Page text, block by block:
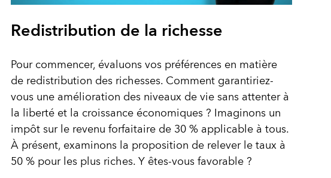
Redistribution de la richesse
Pour commencer, évaluons vos préférences en matière
de redistribution des richesses. Comment garantiriez-
vous une amélioration des niveaux de vie sans attenter à
la liberté et la croissance économiques ? Imaginons un
impôt sur le revenu forfaitaire de 30 % applicable à tous.
À présent, examinons la proposition de relever le taux à
50 % pour les plus riches. Y êtes-vous favorable ?